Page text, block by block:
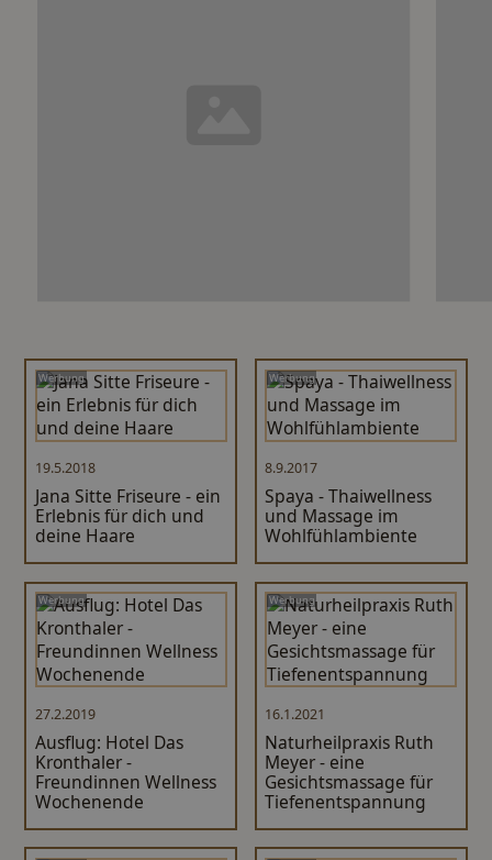
Werbung
19.5.2018
Jana Sitte Friseure - ein
Erlebnis für dich und
deine Haare
Werbung
8.9.2017
Spaya - Thaiwellness
und Massage im
Wohlfühlambiente
Werbung
27.2.2019
Ausflug: Hotel Das
Kronthaler -
Freundinnen Wellness
Wochenende
Werbung
16.1.2021
Naturheilpraxis Ruth
Meyer - eine
Gesichtsmassage für
Tiefenentspannung